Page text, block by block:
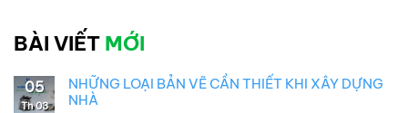
BÀI VIẾT MỚI
05
Th 03
NHỮNG LOẠI BẢN VẼ CẦN THIẾT KHI XÂY DỰNG
NHÀ